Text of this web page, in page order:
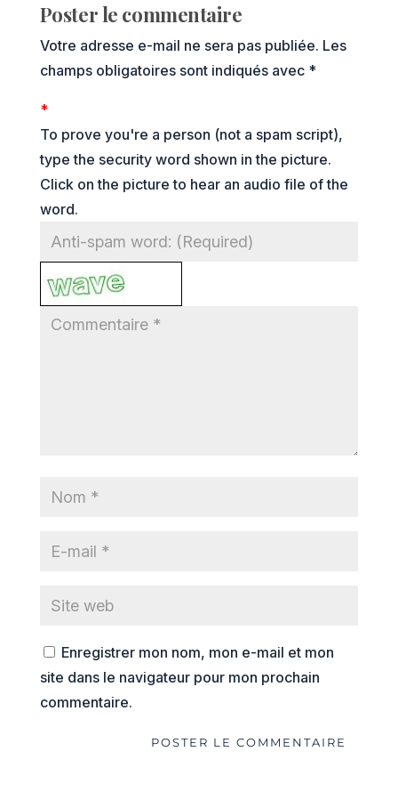
Poster le commentaire
Votre adresse e-mail ne sera pas publiée. Les
champs obligatoires sont indiqués avec *
*
To prove you're a person (not a spam script),
type the security word shown in the picture.
Click on the picture to hear an audio file of the
word.
Enregistrer mon nom, mon e-mail et mon
site dans le navigateur pour mon prochain
commentaire.